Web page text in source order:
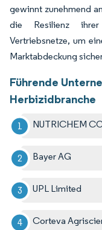
gewinnt zunehmend
die Resilienz
Vertriebsnetze, um
Marktabdeckung
Führende
Herbizidbranche
NUTRICHEM
Bayer AG
UPL Limited
Corteva